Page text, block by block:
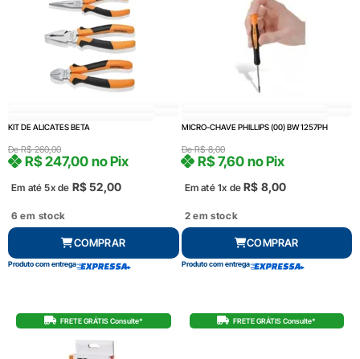
KIT DE ALICATES BETA
DeR$260,00
Em até 5x de R$52,00
R$247,00 no Pix
6 em stock
COMPRAR
Produto com entrega
MICRO-CHAVE PHILLIPS (00) BW 1257PH
DeR$8,00
Em até 1x deR$ 8,00
R$7,60 no Pix
2 em stock
COMPRAR
Produto com entrega
FRETE GRÁTIS Consulte* FRETE GRÁTIS Consulte*